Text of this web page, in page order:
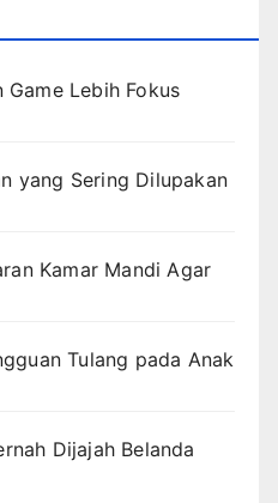
Lebih Fokus
yang Sering Dilupakan
Kamar Mandi Agar
Tulang pada Anak
Dijajah Belanda